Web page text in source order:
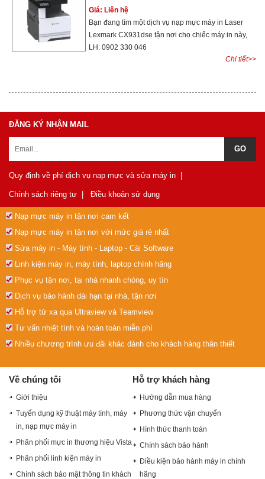
Giá: Liên hệ
Bạn đang tìm một dịch vụ nạp mực máy in Laser
Lexmark CX931dse tận nơi cho chiếc máy in này,
LH: 0902 330 046
Chi tiết>>
ĐĂNG KÝ NHẬN MAIL
Quy định về phí dịch vụ nạp mực và sửa máy in |
Chính sách riêng tư | Điều khoản sử dụng
Nạp mực máy in tận nơi cam kết
Nạp mực máy in tận nơi với mức giá rẻ nhất
Sửa máy in - Máy tính - Laptop - Cài Software
Linh kiện máy in, máy tính, laptop chính hãng
Phục vụ tận nơi, tại nhà nhanh chóng, uy tín
Dịch vụ bảo hành dài hạn tại nhà, tận nơi
Hỗ trợ từ xa qua Ultraview và Teamview
Tư vấn nhiệt tình và hoàn toàn miễn phí
Nhiều chương trình ưu đãi khác dành cho khách hàng thân thiết
Về chúng tôi
Giới thiệu
Tuyển dụng kỹ thuật máy tính, máy
in, nạp mực máy in
Phân phối mực in thương hiệu Vista
Phân phối linh kiện máy in
Chính sách bảo mật thông tin khách
Hỗ trợ khách hàng
Hướng dẫn mua hàng
Phương thức vận chuyển
Hình thức thanh toán
Chính sách bảo hành
Điều kiện bảo hành máy in chính
hãng